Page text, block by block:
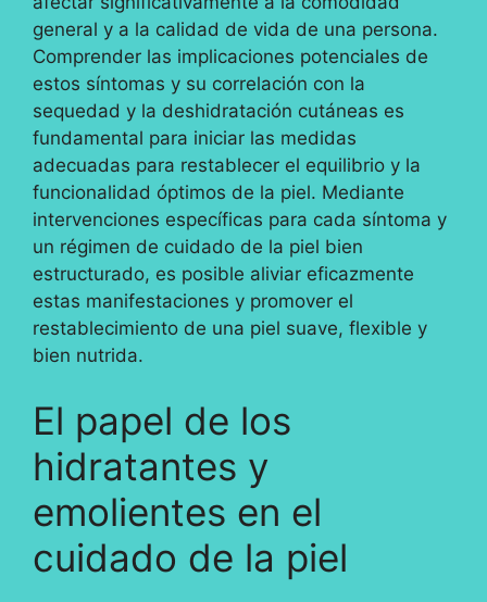
general y a la calidad de vida de una persona.
Comprender las implicaciones potenciales de
estos síntomas y su correlación con la
sequedad y la deshidratación cutáneas es
fundamental para iniciar las medidas
adecuadas para restablecer el equilibrio y la
funcionalidad óptimos de la piel. Mediante
intervenciones específicas para cada síntoma y
un régimen de cuidado de la piel bien
estructurado, es posible aliviar eficazmente
estas manifestaciones y promover el
restablecimiento de una piel suave, flexible y
bien nutrida.
El papel de los
hidratantes y
emolientes en el
cuidado de la piel